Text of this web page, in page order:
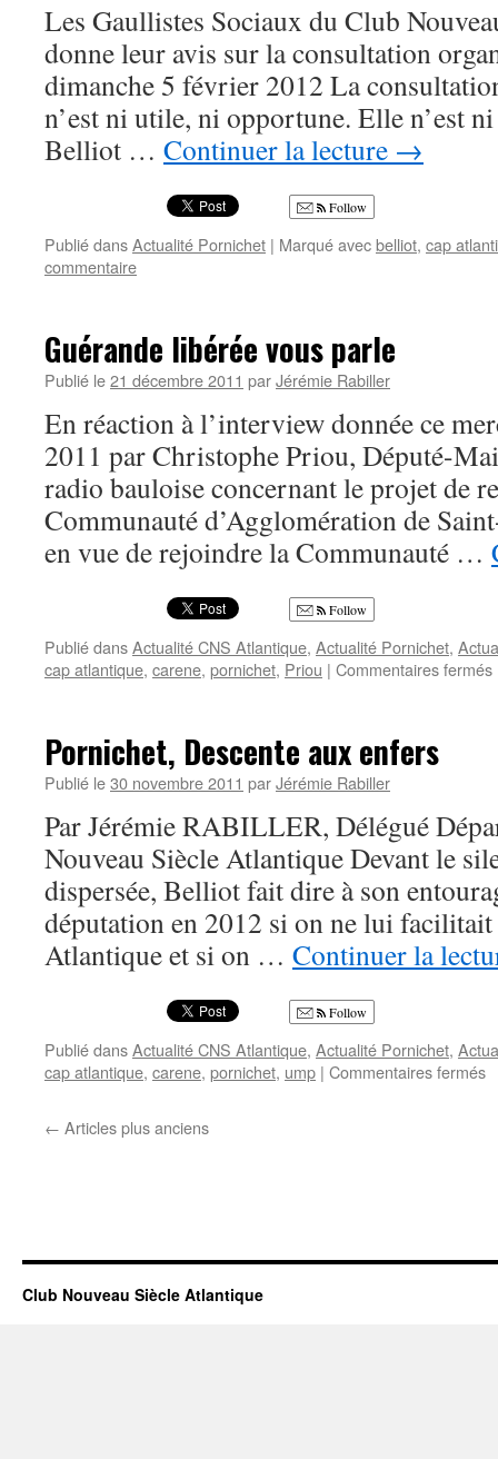
Les Gaullistes Sociaux du Club
donne leur avis sur la consultation
dimanche 5 février 2012 La
n’est ni utile, ni opportune. Elle n’est
Belliot … Continuer la lecture →
Follow
Publié dansActualité Pornichet | Marqué avecbelliot, cap
commentaire
Guérande libérée vous parle
Publié le21 décembre 2011 parJérémie Rabiller
En réaction à l’interview donnée ce
2011 par Christophe Priou, Député-
radio bauloise concernant le projet de
Communauté d’Agglomération de
en vue de rejoindre la Communauté …
Follow
Publié dansActualité CNS Atlantique, Actualité Pornichet,
cap atlantique, carene, pornichet, Priou | Commentaires fermés
Pornichet, Descente aux enfers
Publié le30 novembre 2011 parJérémie Rabiller
Par Jérémie RABILLER, Délégué
Nouveau Siècle Atlantique Devant le
dispersée, Belliot fait dire à son
députation en 2012 si on ne lui facilitait
Atlantique et si on … Continuer la
Follow
Publié dansActualité CNS Atlantique, Actualité Pornichet,
cap atlantique, carene, pornichet, ump | Commentaires fermés
← Articles plus anciens
Club Nouveau Siècle Atlantique